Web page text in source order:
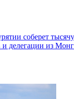
соберет
и делегации из